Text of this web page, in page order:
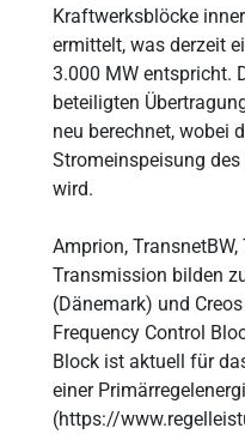
Kraftwerksblöcke
ermittelt, was derzeit
3.000 MW entspricht.
beteiligten
neu berechnet, wobei
Stromeinspeisung
wird.
Amprion,
Transmission bilden
(Dänemark) und
Frequency Control
Block ist aktuell für
einer
(https://